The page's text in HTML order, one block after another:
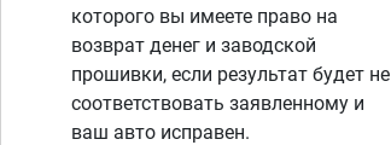
которого вы имеете право на
возврат денег и заводской
прошивки, если результат будет не
соответствовать заявленному и
ваш авто исправен.